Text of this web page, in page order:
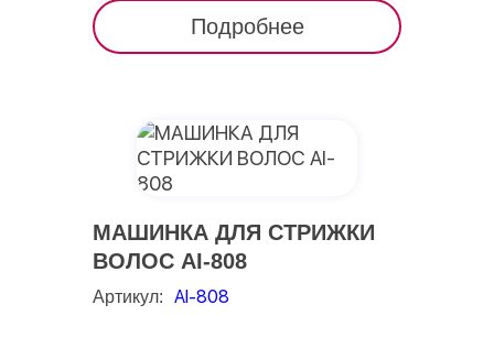
Подробнее
МАШИНКА ДЛЯ СТРИЖКИ
ВОЛОС AI-808
Артикул: AI-808